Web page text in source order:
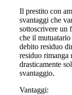
Il prestito con
svantaggi che
sottoscrivere un
che il
debito residuo
residuo rimanga
drasticamente
svantaggio.
Vantaggi: